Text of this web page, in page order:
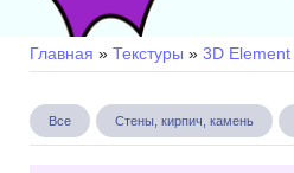
Главная » Текстуры » 3D Element
Все Стены, кирпич, камень